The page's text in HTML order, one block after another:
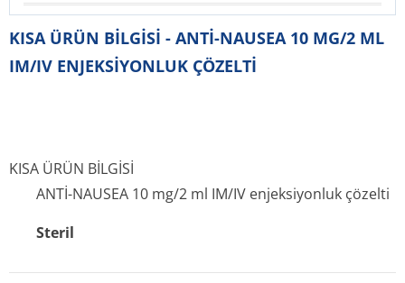
KISA ÜRÜN BİLGİSİ - ANTİ-NAUSEA 10 MG/2 ML
IM/IV ENJEKSİYONLUK ÇÖZELTİ
KISA ÜRÜN BİLGİSİ
ANTİ-NAUSEA 10 mg/2 ml IM/IV enjeksiyonluk çözelti
Steril